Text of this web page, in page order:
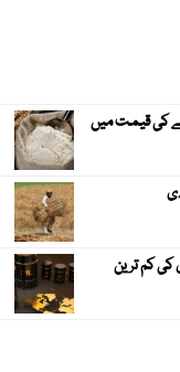
کی قیمت میں
کی کم ترین